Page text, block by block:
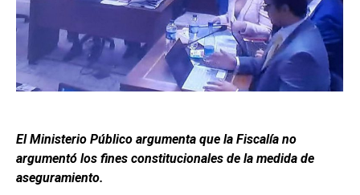
El Ministerio Público argumenta que la Fiscalía no
argumentó los fines constitucionales de la medida de
aseguramiento.